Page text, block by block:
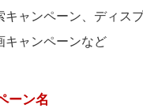
キャンペーン、ディス
キャンペーンなど
ーン名